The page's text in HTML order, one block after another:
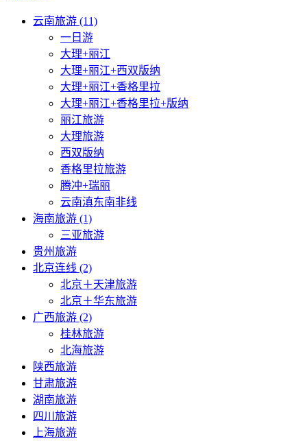
云南旅游 (11)
一日游
大理+丽江
大理+丽江+西双版纳
大理+丽江+香格里拉
大理+丽江+香格里拉+版纳
丽江旅游
大理旅游
西双版纳
香格里拉旅游
腾冲+瑞丽
云南滇东南非线
海南旅游 (1)
三亚旅游
贵州旅游
北京连线 (2)
北京＋天津旅游
北京＋华东旅游
广西旅游 (2)
桂林旅游
北海旅游
陕西旅游
甘肃旅游
湖南旅游
四川旅游
上海旅游